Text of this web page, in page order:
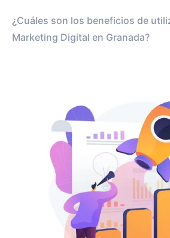
¿Cuáles son los beneficios de
Marketing Digital en Granada?